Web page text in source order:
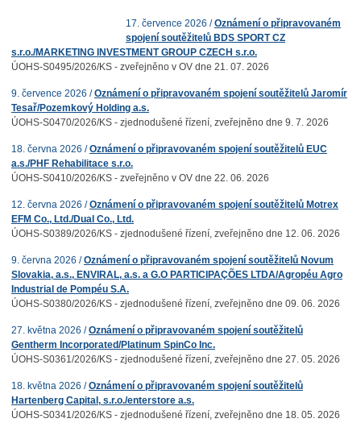
17. července 2026 /Oznámení o připravovaném
spojení soutěžitelů BDS SPORT CZ
s.r.o./MARKETING INVESTMENT GROUP CZECH s.r.o.
ÚOHS-S0495/2026/KS - zveřejněno v OV dne 21. 07. 2026
9. července 2026 /Oznámení o připravovaném spojení soutěžitelů Jaromír
Tesař/Pozemkový Holding a.s.
ÚOHS-S0470/2026/KS - zjednodušené řízení, zveřejněno dne 9. 7. 2026
18. června 2026 /Oznámení o připravovaném spojení soutěžitelů EUC
a.s./PHF Rehabilitace s.r.o.
ÚOHS-S0410/2026/KS - zveřejněno v OV dne 22. 06. 2026
12. června 2026 /Oznámení o připravovaném spojení soutěžitelů Motrex
EFM Co., Ltd./Dual Co., Ltd.
ÚOHS-S0389/2026/KS - zjednodušené řízení, zveřejněno dne 12. 06. 2026
9. června 2026 /Oznámení o připravovaném spojení soutěžitelů Novum
Slovakia, a.s., ENVIRAL, a.s. a G.O PARTICIPAÇÕES LTDA/Agropéu Agro
Industrial de Pompéu S.A.
ÚOHS-S0380/2026/KS - zjednodušené řízení, zveřejněno dne 09. 06. 2026
27. května 2026 /Oznámení o připravovaném spojení soutěžitelů
Gentherm Incorporated/Platinum SpinCo Inc.
ÚOHS-S0361/2026/KS - zjednodušené řízení, zveřejněno dne 27. 05. 2026
18. května 2026 /Oznámení o připravovaném spojení soutěžitelů
Hartenberg Capital, s.r.o./enterstore a.s.
ÚOHS-S0341/2026/KS - zjednodušené řízení, zveřejněno dne 18. 05. 2026